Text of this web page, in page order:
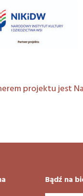
projektu jest
Bądź na